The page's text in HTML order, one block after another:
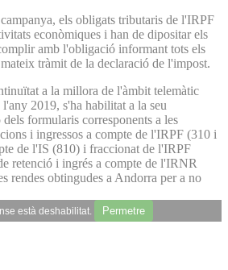
els obligats tributaris de l'IRPF
econòmiques i han de dipositar els
amb l'obligació informant tots els
tràmit de la declaració de l'impost.
a la millora de l'àmbit telemàtic
2019, s'ha habilitat a la seu
formularis corresponents a les
i ingressos a compte de l'IRPF (310 i
de l'IS (810) i fraccionat de l'IRPF
retenció i ingrés a compte de l'IRNR
rendes obtingudes a Andorra per a no
està deshabilitat. Permetre